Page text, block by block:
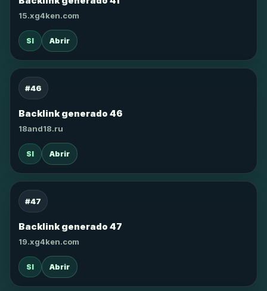
15.xg4ken.com
SI Abrir
#46
Backlink generado 46
18and18.ru
SI Abrir
#47
Backlink generado 47
19.xg4ken.com
SI Abrir